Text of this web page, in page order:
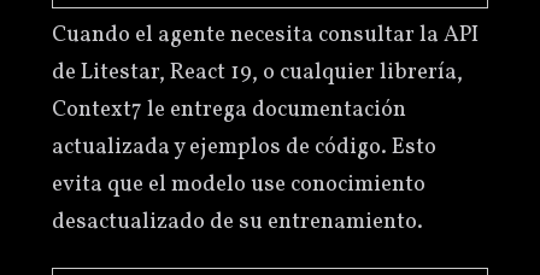
Cuando el agente necesita consultar la API
de Litestar, React 19, o cualquier librería,
Context7 le entrega documentación
actualizada y ejemplos de código. Esto
evita que el modelo use conocimiento
desactualizado de su entrenamiento.